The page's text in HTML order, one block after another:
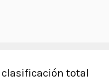
clasificación total